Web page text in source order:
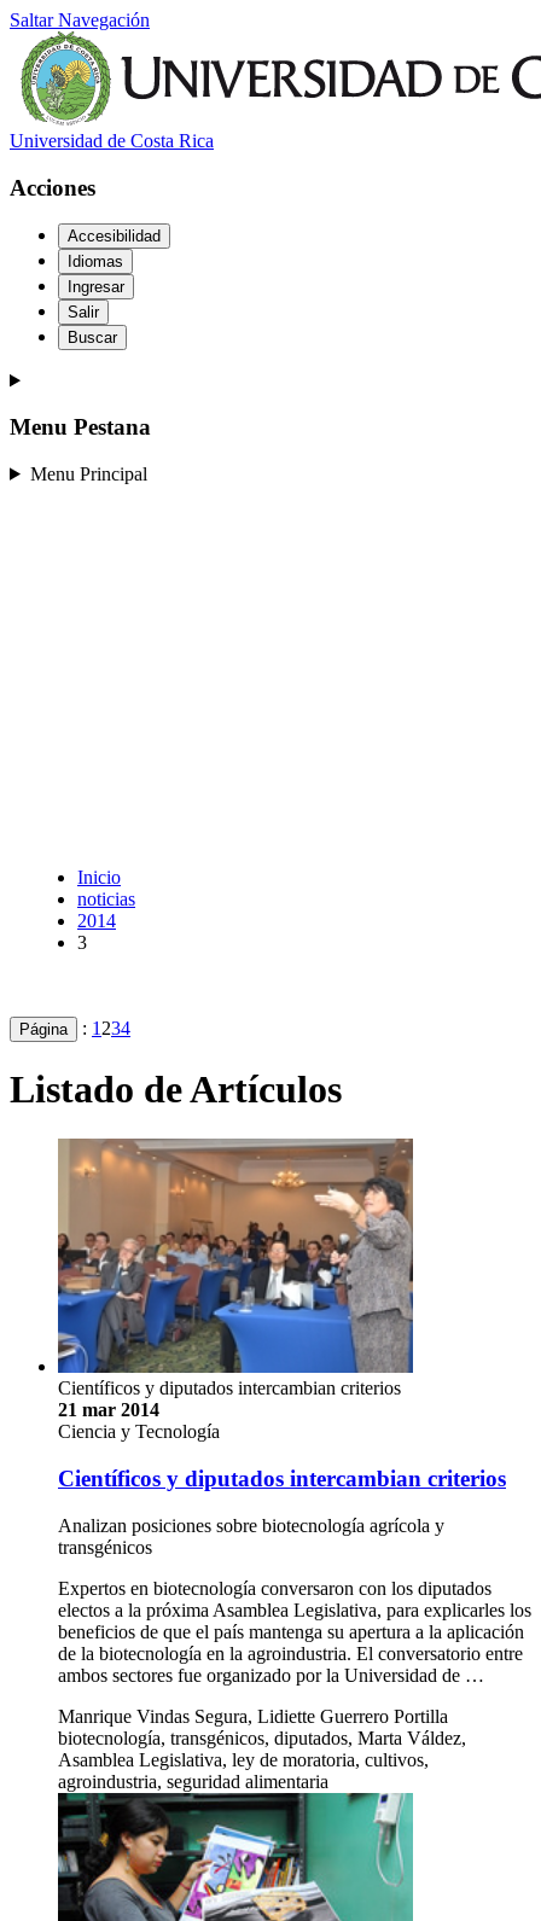
Saltar Navegación
Universidad de Costa Rica
Acciones
Accesibilidad
Idiomas
Ingresar
Salir
Buscar
Menu Pestana
Menu Principal
Inicio
noticias
2014
3
Página : 1 234
Listado de Artículos
Científicos y diputados intercambian criterios
21 mar 2014
Ciencia y Tecnología
Científicos y diputados intercambian criterios
Analizan posiciones sobre biotecnología agrícola y
transgénicos
Expertos en biotecnología conversaron con los diputados
electos a la próxima Asamblea Legislativa, para explicarles los
beneficios de que el país mantenga su apertura a la aplicación
de la biotecnología en la agroindustria. El conversatorio entre
ambos sectores fue organizado por la Universidad de …
Manrique Vindas Segura, Lidiette Guerrero Portilla
biotecnología, transgénicos, diputados, Marta Váldez,
Asamblea Legislativa, ley de moratoria, cultivos,
agroindustria, seguridad alimentaria